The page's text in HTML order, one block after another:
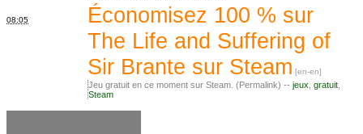
08:05
Économisez 100 % sur
The Life and Suffering of
Sir Brante sur Steam
Jeu gratuit en ce moment sur Steam. (Permalink) -- jeux gratuit
Steam